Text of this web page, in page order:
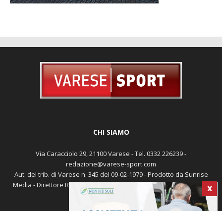
X
CHI SIAMO
Via Caracciolo 29, 21100 Varese - Tel. 0332 226239 -
redazione@varese-sport.com
Aut. del trib. di Varese n. 345 del 09-02-1979 - Prodotto da Sunrise
Media - Direttore Responsabile: Michele Marocco -Cookie policy
Pubblicità